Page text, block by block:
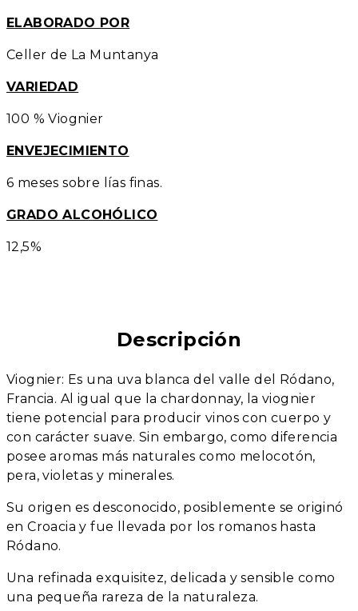
ELABORADO POR
Celler de La Muntanya
VARIEDAD
100 % Viognier
ENVEJECIMIENTO
6 meses sobre lías finas.
GRADO ALCOHÓLICO
12,5%
Descripción
Viognier: Es una uva blanca del valle del Ródano,
Francia. Al igual que la chardonnay, la viognier
tiene potencial para producir vinos con cuerpo y
con carácter suave. Sin embargo, como diferencia
posee aromas más naturales como melocotón,
pera, violetas y minerales.
Su origen es desconocido, posiblemente se originó
en Croacia y fue llevada por los romanos hasta
Ródano.
Una refinada exquisitez, delicada y sensible como
una pequeña rareza de la naturaleza.